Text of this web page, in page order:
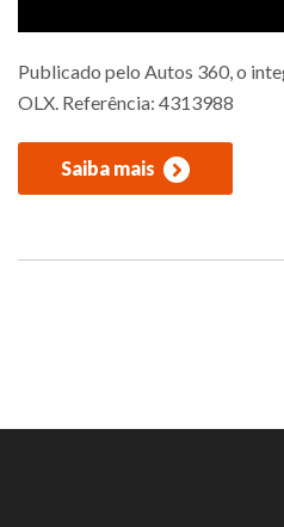
Publicado pelo Autos 360, o
OLX. Referência: 4313988
Saiba mais